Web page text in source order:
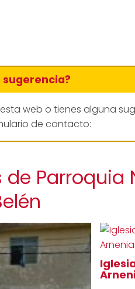
sugerencia?
web o tienes alguna
de contacto:
Parroquia